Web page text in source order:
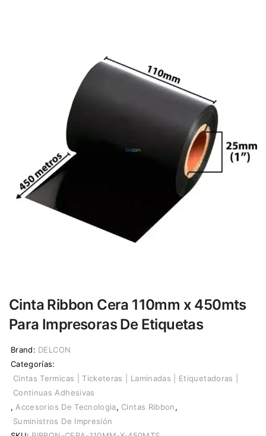
Cinta Ribbon Cera 110mm x 450mts
Para Impresoras De Etiquetas
Brand: DELCON
Categorías:
Cintas Termicas | Ticketeras | Laminadas | Etiquetadoras |
Continuas Adhesivas
, Accesorios De Tecnologia, Cintas Ribbon,
Suministros De Impresión